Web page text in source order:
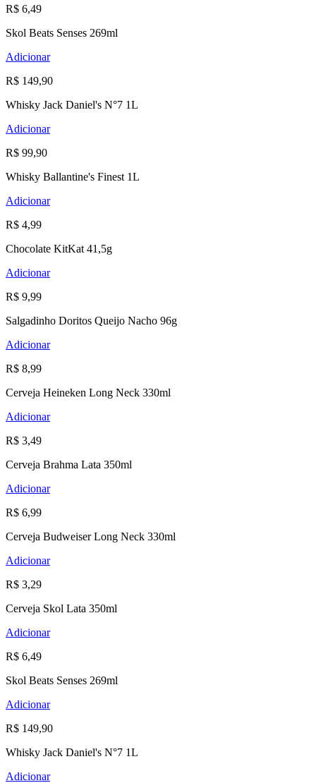
R$ 6,49
Skol Beats Senses 269ml
Adicionar
R$ 149,90
Whisky Jack Daniel's N°7 1L
Adicionar
R$ 99,90
Whisky Ballantine's Finest 1L
Adicionar
R$ 4,99
Chocolate KitKat 41,5g
Adicionar
R$ 9,99
Salgadinho Doritos Queijo Nacho 96g
Adicionar
R$ 8,99
Cerveja Heineken Long Neck 330ml
Adicionar
R$ 3,49
Cerveja Brahma Lata 350ml
Adicionar
R$ 6,99
Cerveja Budweiser Long Neck 330ml
Adicionar
R$ 3,29
Cerveja Skol Lata 350ml
Adicionar
R$ 6,49
Skol Beats Senses 269ml
Adicionar
R$ 149,90
Whisky Jack Daniel's N°7 1L
Adicionar